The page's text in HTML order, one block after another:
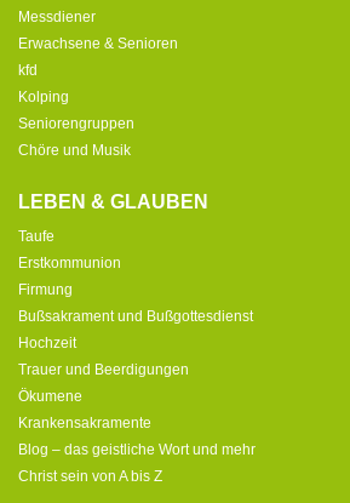
Messdiener
Erwachsene & Senioren
kfd
Kolping
Seniorengruppen
Chöre und Musik
LEBEN & GLAUBEN
Taufe
Erstkommunion
Firmung
Bußsakrament und Bußgottesdienst
Hochzeit
Trauer und Beerdigungen
Ökumene
Krankensakramente
Blog – das geistliche Wort und mehr
Christ sein von A bis Z